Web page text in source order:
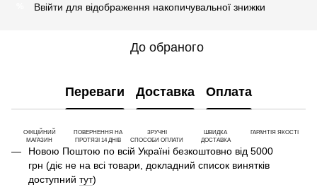
Ввійти для відображення накопичувальної знижки
До обраного
Переваги Доставка Оплата
ОФІЦІЙНИЙ
МАГАЗИН
ПОВЕРНЕННЯ НА
ПРОТЯЗІ 14 ДНІВ
ЗРУЧНІ
СПОСОБИ ОПЛАТИ
ШВИДКА
ДОСТАВКА
ГАРАНТІЯ ЯКОСТІ
Новою Поштою по всій Україні безкоштовно від 5000
грн (діє не на всі товари, докладний список винятків
доступний тут)